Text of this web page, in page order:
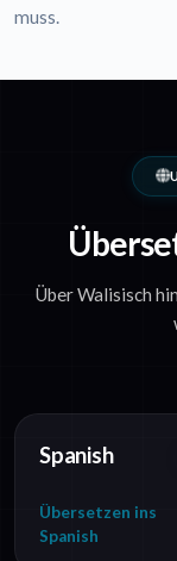
muss.
Über Walisisch
Spanish
Übersetzen ins
Spanish